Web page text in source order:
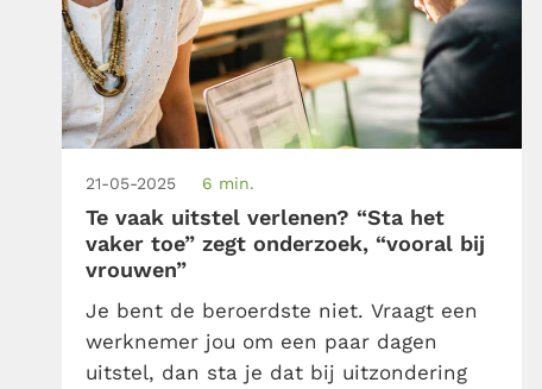
21-05-2025 6 min.
Te vaak uitstel verlenen? “Sta het
vaker toe” zegt onderzoek, “vooral bij
vrouwen”
Je bent de beroerdste niet. Vraagt een
werknemer jou om een paar dagen
uitstel, dan sta je dat bij uitzondering